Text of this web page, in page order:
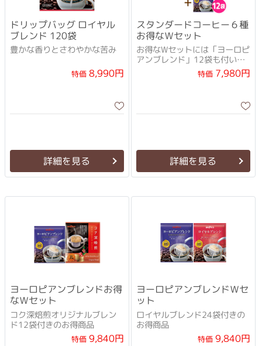
ドリップバッグ ロイヤル
ブレンド 120袋
豊かな香りとさわやかな苦み
特価8,990円
詳細を見る
スタンダードコーヒー６種
お得なＷセット
お得なWセットには「ヨーロピ
アンブレンド」12袋も付い
て、さらにお得！特価7,980円
詳細を見る
ヨーロピアンブレンドお得
なＷセット
コク深焙煎オリジナルブレン
ド12袋付きのお得商品
特価9,840円
ヨーロピアンブレンドＷセ
ット
ロイヤルブレンド24袋付きの
お得商品
特価9,840円